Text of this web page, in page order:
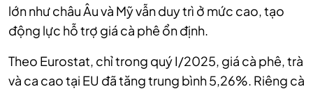
lớn như châu Âu và Mỹ vẫn duy trì ở mức cao, tạo
động lực hỗ trợ giá cà phê ổn định.
Theo Eurostat, chỉ trong quý I/2025, giá cà phê, trà
và ca cao tại EU đã tăng trung bình 5,26%. Riêng cà